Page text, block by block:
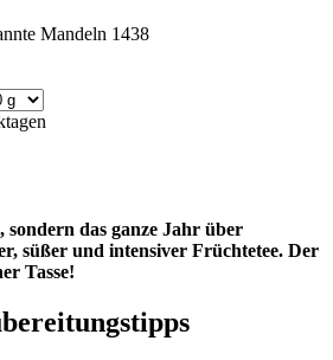
das ganze Jahr über
süßer und intensiver Früchtetee. Der
Tasse!